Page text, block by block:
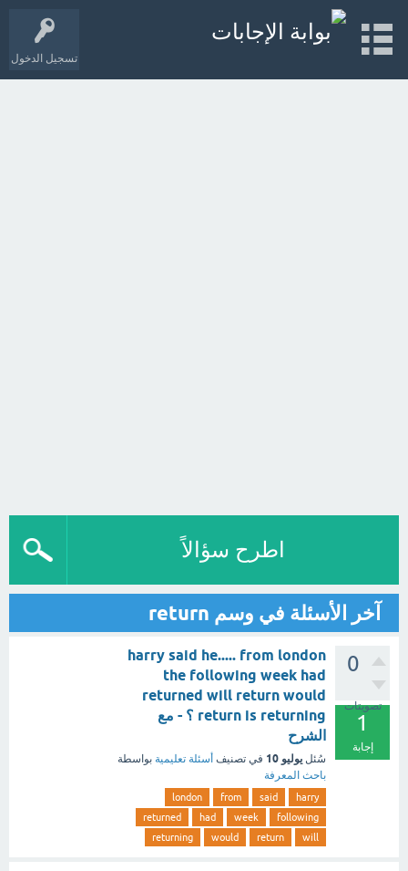
تسجيل الدخول
اطرح سؤالاً
آخر الأسئلة في وسم return
0
تصويتات
1
إجابة
harry said he..... from london
the following week had
returned will return would
return is returning ؟ - مع
الشرح
سُئل يوليو 10 في تصنيف أسئلة تعليمية بواسطة
باحث المعرفة
harry
said
from
london
following
week
had
returned
will
return
would
returning